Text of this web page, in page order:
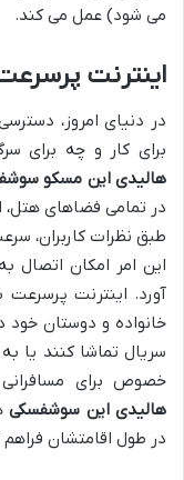
می شود) عمل می کند.
اینترنت
در دنیای امروز،
برای کار و چه برای
هالیدی این مسکو
در تمامی فضاهای هتل،
طبق نظرات کاربران،
این امر امکان اتصال
آورد. اینترنت پرسرعت
خانواده و دوستان خود
سریال تماشا کنند یا
خصوص برای
هالیدی این سوشفسکی
در طول اقامتشان